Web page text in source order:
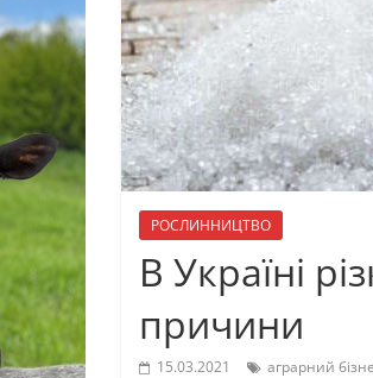
РОСЛИННИЦТВО
В Україні
причини
15.03.2021 аграрний